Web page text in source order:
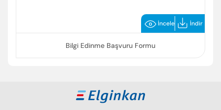
İncele İndir
Bilgi Edinme Başvuru Formu